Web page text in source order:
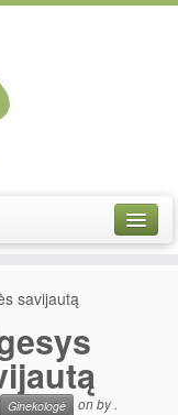
savijautą
Ginekologė onby.